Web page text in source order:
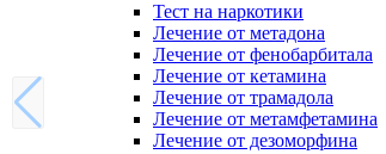
Тест на наркотики
Лечение от метадона
Лечение от фенобарбитала
Лечение от кетамина
Лечение от трамадола
Лечение от метамфетамина
Лечение от дезоморфина